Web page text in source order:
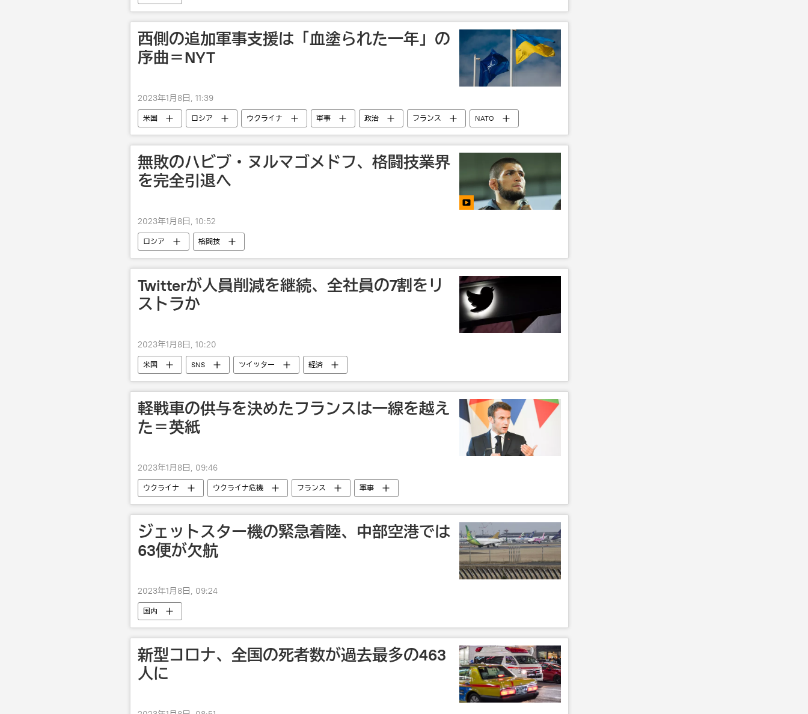
西側の追加軍事支援は「血塗られた一年」の
序曲＝NYT
2023年1月8日, 11:39
米国 ロシア ウクライナ 軍事 政治 フランス NATO
無敗のハビブ・ヌルマゴメドフ、格闘技業界
を完全引退へ
2023年1月8日, 10:52
ロシア 格闘技
Twitterが人員削減を継続、全社員の7割をリ
ストラか
2023年1月8日, 10:20
米国 SNS ツイッター 経済
軽戦車の供与を決めたフランスは一線を越え
た＝英紙
2023年1月8日, 09:46
ウクライナ ウクライナ危機 フランス 軍事
ジェットスター機の緊急着陸、中部空港では
63便が欠航
2023年1月8日, 09:24
国内
新型コロナ、全国の死者数が過去最多の463
人に